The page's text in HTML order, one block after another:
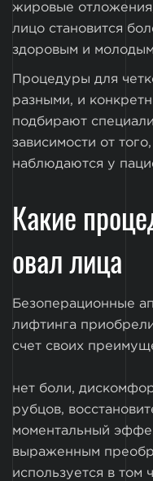
жировые
лицо становится
здоровым и
Процедуры для
разными, и
подбирают
зависимости от
наблюдаются у
Какие
овал лица
Безоперационные
лифтинга
счет своих
нет боли,
рубцов,
моментальный
выраженным
используется в